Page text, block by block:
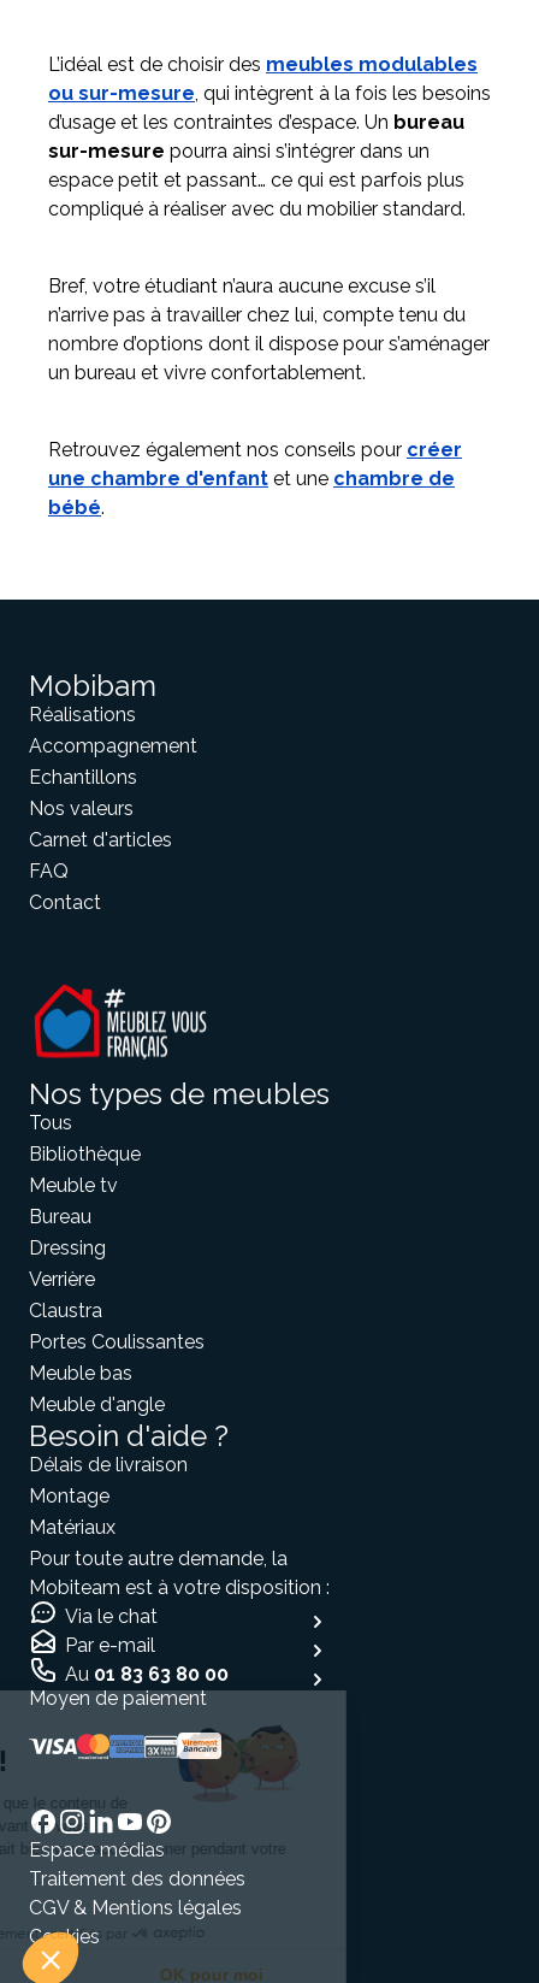
L’idéal est de choisir des meubles modulables
ou sur-mesure , qui intègrent à la fois les besoins
d’usage et les contraintes d’espace. Un bureau
sur-mesure pourra ainsi s’intégrer dans un
espace petit et passant… ce qui est parfois plus
compliqué à réaliser avec du mobilier standard.
Bref, votre étudiant n’aura aucune excuse s’il
n’arrive pas à travailler chez lui, compte tenu du
nombre d’options dont il dispose pour s’aménager
un bureau et vivre confortablement.
Retrouvez également nos conseils pour créer
une chambre d'enfant et une chambre de
bébé.
Mobibam
Réalisations
Accompagnement
Echantillons
Nos valeurs
Carnet d'articles
FAQ
Contact
Nos types de meubles
Tous
Bibliothèque
Meuble tv
Bureau
Dressing
Verrière
Claustra
Portes Coulissantes
Meuble bas
Meuble d'angle
Besoin d'aide ?
Délais de livraison
Montage
Matériaux
Pour toute autre demande, la
Mobiteam est à votre disposition :
Via le chat
Par e-mail
Au 01 83 63 80 00
Moyen de paiement
Espace médias
Traitement des données
CGV & Mentions légales
Cookies
Salut c'est nous...
les Cookies !
On a attendu d'être sûrs que le contenu de
ce site vous intéresse avant de vous
déranger, mais on aimerait bien vous accompagner pendant votre
visite...
Consentements certifiés par
Je choisis